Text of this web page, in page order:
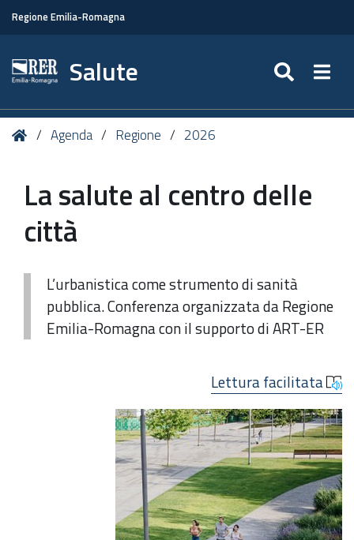
Regione Emilia-Romagna
Salute
Tu HomeAgenda Regione 2026
La salute al centro delle
città
L’urbanistica come strumento di sanità
pubblica. Conferenza organizzata da Regione
Emilia-Romagna con il supporto di ART-ER
Lettura facilitata
https://salute.regione.emilia-
romagna.it/agenda/regione/2026/la-